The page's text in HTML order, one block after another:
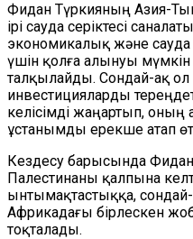
Фидан Түркияның Азия-
ірі сауда серіктесі
экономикалық және
үшін қолға алынуы
талқылайды. Сондай-ақ ол
инвестицияларды
келісімді жаңартып, оның
ұстанымды ерекше атап
Кездесу барысында
Палестинаны қалпына
ынтымақтастыққа,
Африкадағы бірлескен
тоқталады.